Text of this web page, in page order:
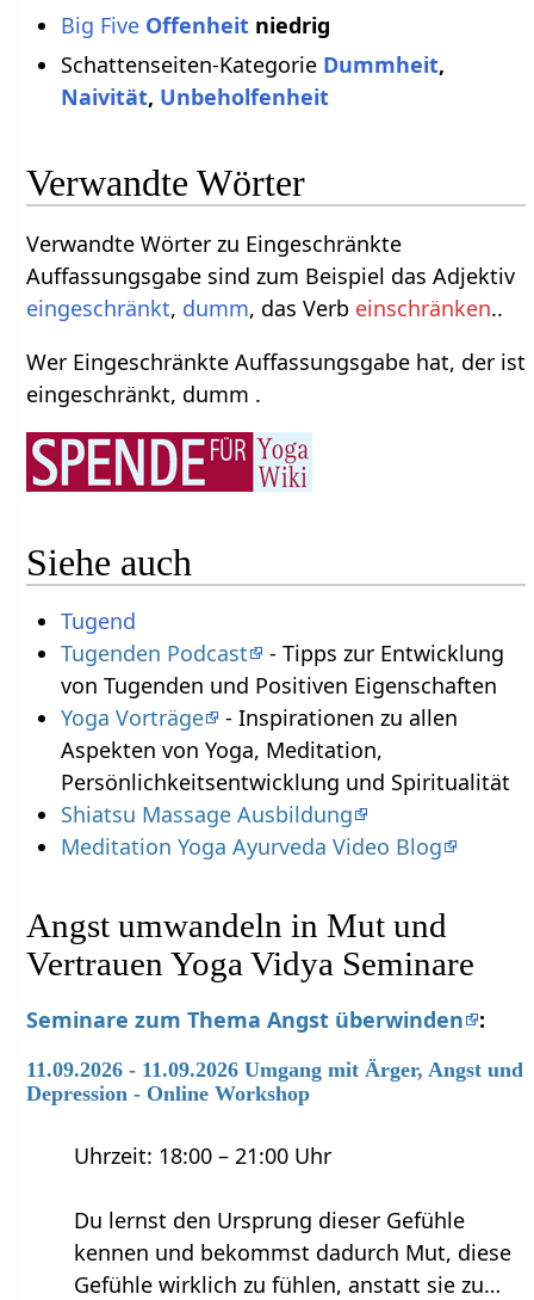
Big Five Offenheitniedrig
Schattenseiten-Kategorie Dummheit,
Naivität, Unbeholfenheit
Verwandte Wörter
Verwandte Wörter zu Eingeschränkte
Auffassungsgabe sind zum Beispiel das Adjektiv
eingeschränkt, dumm, das Verb einschränken..
Wer Eingeschränkte Auffassungsgabe hat, der ist
eingeschränkt, dumm .
Siehe auch
Tugend
Tugenden Podcast
- Tipps zur Entwicklung
von Tugenden und Positiven Eigenschaften
Yoga Vorträge
- Inspirationen zu allen
Aspekten von Yoga, Meditation,
Persönlichkeitsentwicklung und Spiritualität
Shiatsu Massage Ausbildung
Meditation Yoga Ayurveda Video Blog
Angst umwandeln in Mut und
Vertrauen Yoga Vidya Seminare
Seminare zum Thema Angst überwinden :
11.09.2026 - 11.09.2026 Umgang mit Ärger, Angst und
Depression - Online Workshop
Uhrzeit: 18:00 – 21:00 Uhr
Du lernst den Ursprung dieser Gefühle
kennen und bekommst dadurch Mut, diese
Gefühle wirklich zu fühlen, anstatt sie zu…